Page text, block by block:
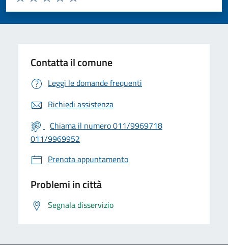
Valuta 5 stelle su 5
Valuta 4 stelle su 5
Valuta 3 stelle su 5
Valuta 2 stelle su 5
Valuta 1 stelle su 5
Contatta il comune
Leggi le domande frequenti
Richiedi assistenza
Chiama il numero 011/9969718
011/9969952
Prenota appuntamento
Problemi in città
Segnala disservizio